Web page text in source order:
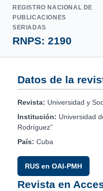
REGISTRO NACIONAL DE
PUBLICACIONES
SERIADAS
RNPS: 2190
Datos de la
Revista: Universidad y
Institución: Universidad
Rodríguez”
País: Cuba
RUS en OAI-PMH
Revista en